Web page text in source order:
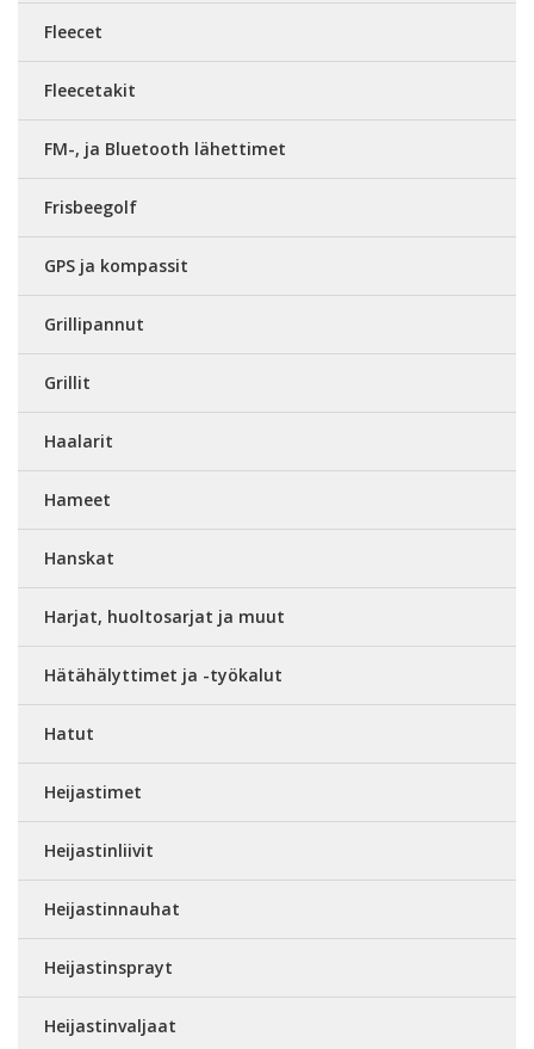
Fleecet
Fleecetakit
FM-, ja Bluetooth lähettimet
Frisbeegolf
GPS ja kompassit
Grillipannut
Grillit
Haalarit
Hameet
Hanskat
Harjat, huoltosarjat ja muut
Hätähälyttimet ja -työkalut
Hatut
Heijastimet
Heijastinliivit
Heijastinnauhat
Heijastinsprayt
Heijastinvaljaat